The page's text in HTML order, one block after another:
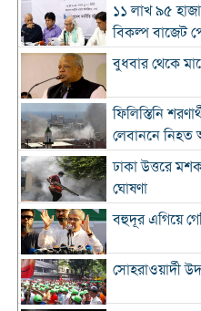
১১ লাখ ৯৫
বিকল্প বাজেট
বুধবার থেকে
ফিলিস্তিনি
লেবাননে নিহত
ঢাকা উত্তরে
ঘোষণা
বহুদূর এগিয়ে
সোহরাওয়ার্দী